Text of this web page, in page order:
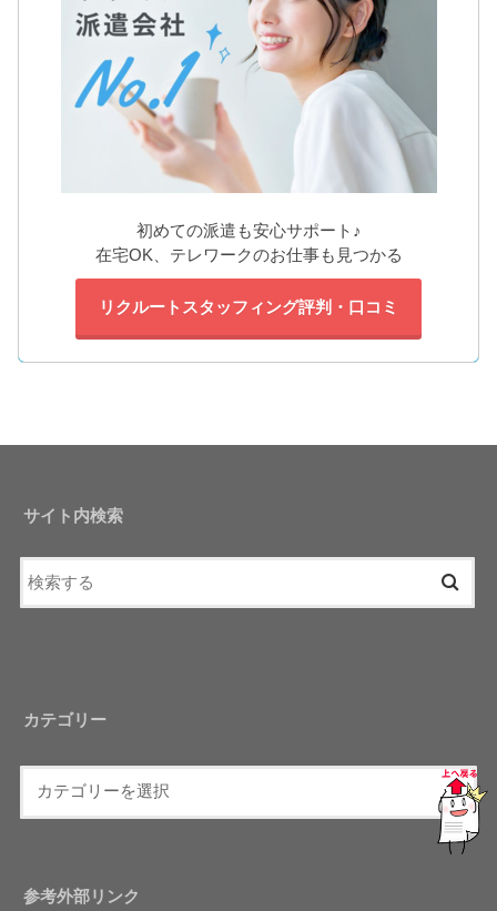
初めての派遣も安心サポート♪
在宅OK、テレワークのお仕事も見つかる
リクルートスタッフィング評判・口コミ
サイト内検索
カテゴリー
参考外部リンク